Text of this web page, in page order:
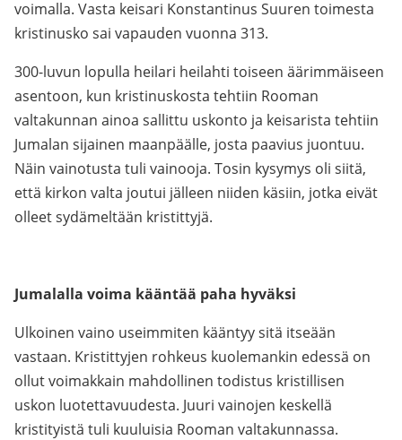
voimalla. Vasta keisari Konstantinus Suuren toimesta
kristinusko sai vapauden vuonna 313.
300-luvun lopulla heilari heilahti toiseen äärimmäiseen
asentoon, kun kristinuskosta tehtiin Rooman
valtakunnan ainoa sallittu uskonto ja keisarista tehtiin
Jumalan sijainen maanpäälle, josta paavius juontuu.
Näin vainotusta tuli vainooja. Tosin kysymys oli siitä,
että kirkon valta joutui jälleen niiden käsiin, jotka eivät
olleet sydämeltään kristittyjä.
Jumalalla voima kääntää paha hyväksi
Ulkoinen vaino useimmiten kääntyy sitä itseään
vastaan. Kristittyjen rohkeus kuolemankin edessä on
ollut voimakkain mahdollinen todistus kristillisen
uskon luotettavuudesta. Juuri vainojen keskellä
kristityistä tuli kuuluisia Rooman valtakunnassa.